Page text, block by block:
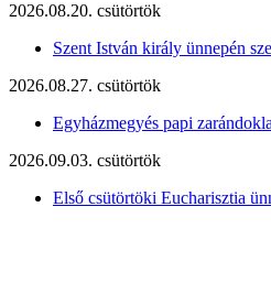
2026.08.20. csütörtök
Szent István király ünnepén
2026.08.27. csütörtök
Egyházmegyés papi
2026.09.03. csütörtök
Első csütörtöki Eucharisztia